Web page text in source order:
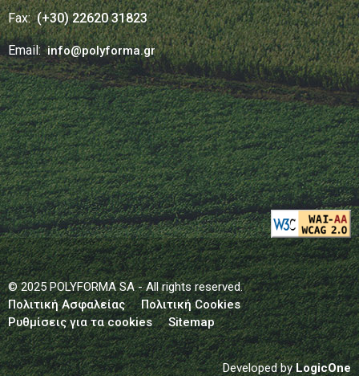
Fax:(+30) 22620 31823
Email:info@polyforma.gr
© 2025 POLYFORMA SA - All rights reserved.
Πολιτική Ασφαλείας
Πολιτική Cookies
Ρυθμίσεις για τα cookies
Sitemap
Developed byLogicOne